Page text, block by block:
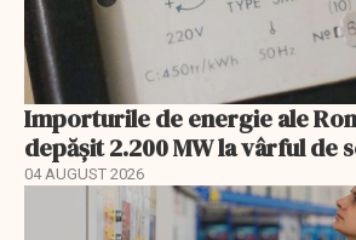
Importurile de energie ale
depășit 2.200 MW la vârful de
04 AUGUST 2026